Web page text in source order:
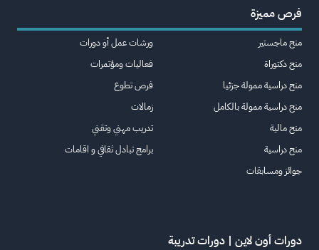
فرص مميزة
منح ماجستير
منح دكتوراة
منح دراسية ممولة جزئيا
منح دراسية ممولة بالكامل
منح مالية
منح دراسية
جوائز ومسابقات
ورشات عمل أو دورات
فعاليات ومؤتمرات
فرص تطوع
زمالات
تدريب مهني وتقني
برامج تبادل ثقافي و اقامات
دورات أون لاين | دورات تدريبة